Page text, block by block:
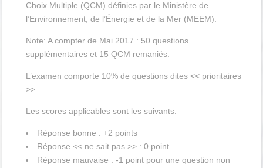
Choix Multiple (QCM) définies par le Ministère de
l’Environnement, de l’Énergie et de la Mer (MEEM).
Note: A compter de Mai 2017 : 50 questions
supplémentaires et 15 QCM remaniés.
L’examen comporte 10% de questions dites << prioritaires
>>.
Les scores applicables sont les suivants:
Réponse bonne : +2 points
Réponse << ne sait pas >> : 0 point
Réponse mauvaise : -1 point pour une question non